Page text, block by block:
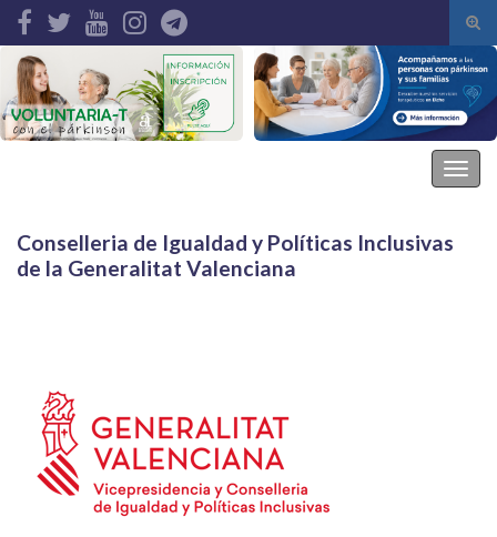
de
Search for:
Conselleria de Igualdad y Políticas Inclusivas
de la Generalitat Valenciana